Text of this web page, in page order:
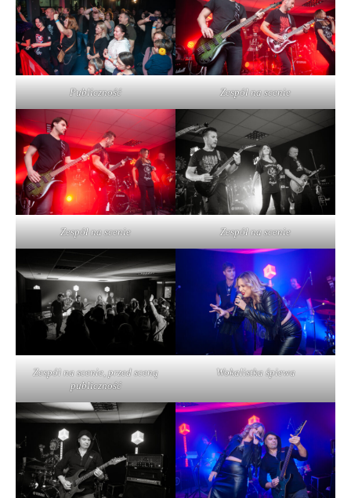
Publiczność Zespół na scenie
Zespół na scenie Zespół na scenie
Zespół na scenie, przed sceną
publiczność
Wokalistka śpiewa